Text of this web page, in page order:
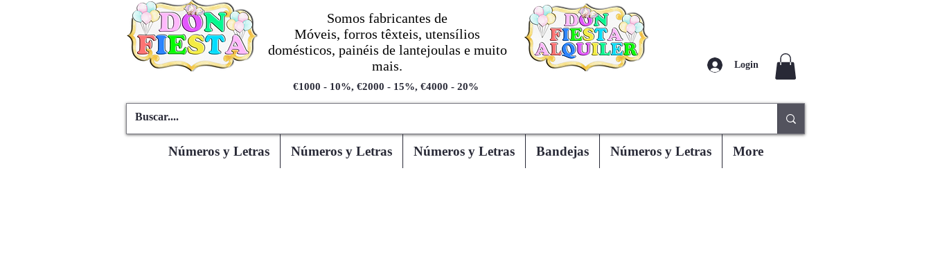
Somos fabricantes de
Móveis, forros têxteis, utensílios
domésticos, painéis de lantejoulas e muito
mais.
€1000 - 10%, €2000 - 15%, €4000 - 20%
Login
Números y Letras Números y Letras Números y Letras Bandejas Números y Letras More